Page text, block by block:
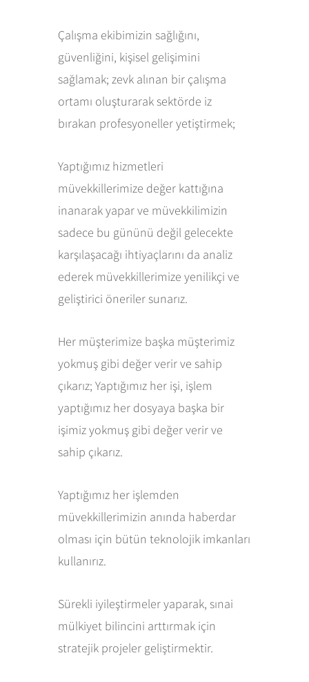
Çalışma ekibimizin sağlığını,
güvenliğini, kişisel gelişimini
sağlamak; zevk alınan bir çalışma
ortamı oluşturarak sektörde iz
bırakan profesyoneller yetiştirmek;
Yaptığımız hizmetleri
müvekkillerimize değer kattığına
inanarak yapar ve müvekkilimizin
sadece bu gününü değil gelecekte
karşılaşacağı ihtiyaçlarını da analiz
ederek müvekkillerimize yenilikçi ve
geliştirici öneriler sunarız.
Her müşterimize başka müşterimiz
yokmuş gibi değer verir ve sahip
çıkarız; Yaptığımız her işi, işlem
yaptığımız her dosyaya başka bir
işimiz yokmuş gibi değer verir ve
sahip çıkarız.
Yaptığımız her işlemden
müvekkillerimizin anında haberdar
olması için bütün teknolojik imkanları
kullanırız.
Sürekli iyileştirmeler yaparak, sınai
mülkiyet bilincini arttırmak için
stratejik projeler geliştirmektir.